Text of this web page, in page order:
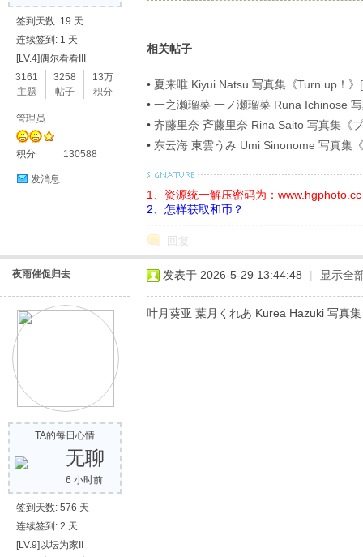
签到天数: 19 天
连续签到: 1 天
[LV.4]偶尔看看III
3161
主题
3258
帖子
13万
积分
管理员
积分 130588
发消息
相关帖子
• 夏来唯 Kiyui Natsu 写真集《Turn up！》
• 一之濑瑠菜 一ノ瀬瑠菜 Runa Ichinose
ラビアＳＰ！４》[54P]
• 齐藤里奈 斉藤里奈 Rina Saito 写真集《
イ》[71P]
• 东云海 東雲うみ Umi Sinonome 写真集
1、资源统一解压密码为：www.hgphoto.cc
2、怎样获取和币？
回复
夜雨催促归去
TA的每日心情
无聊
6 小时前
签到天数: 576 天
连续签到: 2 天
[LV.9]以坛为家II
发表于 2026-5-29 13:44:48 | 显示全
叶月葵亚 葉月くれあ Kurea Hazuki 写真